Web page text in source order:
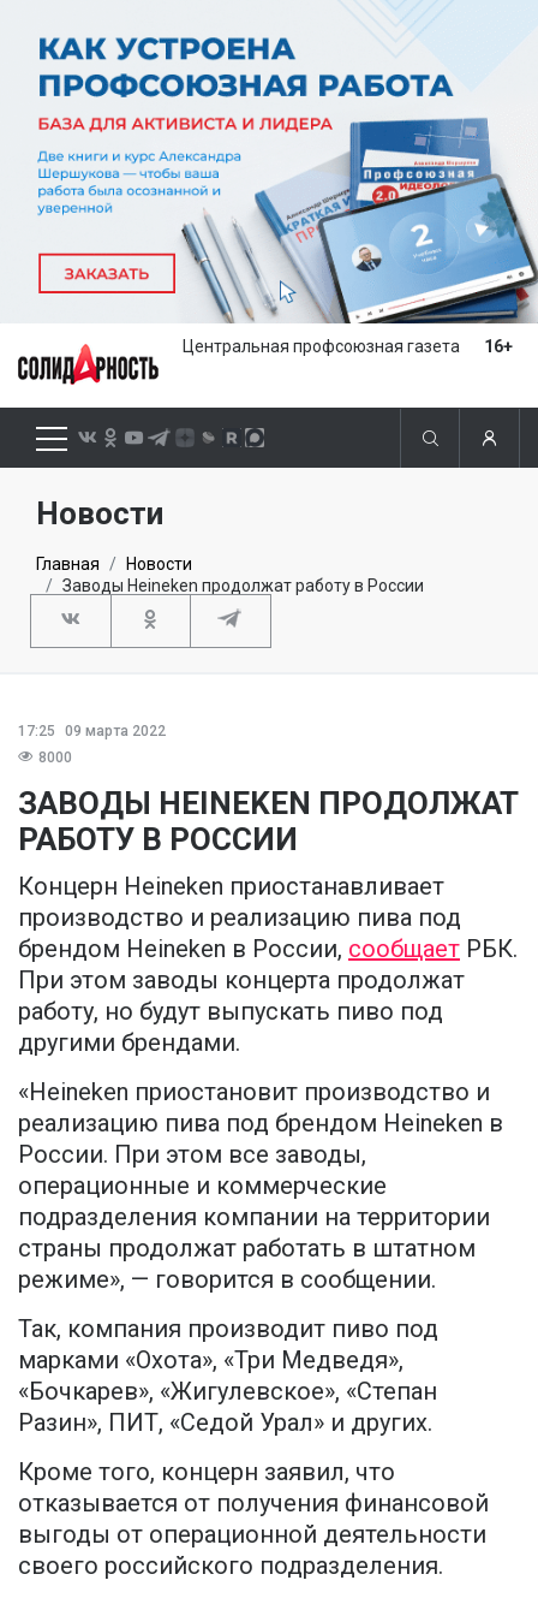
Центральная профсоюзная газета 16+
Новости
Главная
Новости
Заводы Heineken продолжат работу в России
17:25
09 марта 2022
8000
ЗАВОДЫ HEINEKEN ПРОДОЛЖАТ
РАБОТУ В РОССИИ
Концерн Heineken приостанавливает
производство и реализацию пива под
брендом Heineken в России, сообщает РБК.
При этом заводы концерта продолжат
работу, но будут выпускать пиво под
другими брендами.
«Heineken приостановит производство и
реализацию пива под брендом Heineken в
России. При этом все заводы,
операционные и коммерческие
подразделения компании на территории
страны продолжат работать в штатном
режиме», — говорится в сообщении.
Так, компания производит пиво под
марками «Охота», «Три Медведя»,
«Бочкарев», «Жигулевское», «Степан
Разин», ПИТ, «Седой Урал» и других.
Кроме того, концерн заявил, что
отказывается от получения финансовой
выгоды от операционной деятельности
своего российского подразделения.